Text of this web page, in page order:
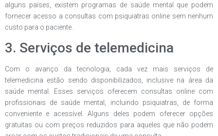
alguns países, existem programas de saúde mental que podem
fornecer acesso a consultas com psiquiatras online sem nenhum
custo para o paciente.
3. Serviços de telemedicina
Com o avanço da tecnologia, cada vez mais serviços de
telemedicina estão sendo disponibilizados, inclusive na área da
saúde mental. Esses serviços oferecem consultas online com
profissionais de saúde mental, incluindo psiquiatras, de forma
conveniente e acessível. Alguns deles podem oferecer opções
gratuitas ou com preços reduzidos para aqueles que não podem